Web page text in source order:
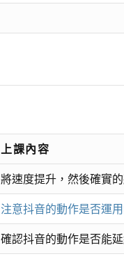
上課內容
將速度提升，然後確實
注意抖音的動作是否運
確認抖音的動作是否能